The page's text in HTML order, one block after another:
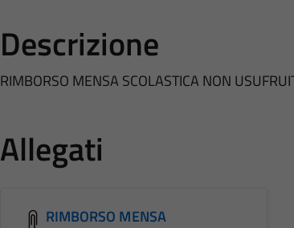
Descrizione
RIMBORSO MENSA SCOLASTICA NON
Allegati
RIMBORSO MENSA